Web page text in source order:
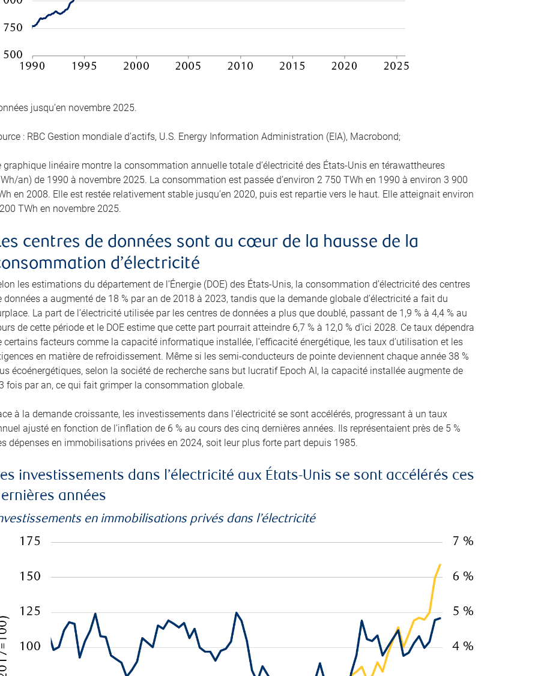
jusqu’en novembre 2025.
: RBC Gestion mondiale d’actifs, U.S. Energy Information Administration (EIA), Macrobond;
graphique linéaire montre la consommation annuelle totale d’électricité des États-Unis en térawattheures
an) de 1990 à novembre 2025. La consommation est passée d’environ 2 750 TWh en 1990 à environ 3 900
en 2008. Elle est restée relativement stable jusqu’en 2020, puis est repartie vers le haut. Elle atteignait environ
TWh en novembre 2025.
centres de données sont au cœur de la hausse de la
d’électricité
les estimations du département de l’Énergie (DOE) des États-Unis, la consommation d’électricité des centres
données a augmenté de 18 % par an de 2018 à 2023, tandis que la demande globale d’électricité a fait du
La part de l’électricité utilisée par les centres de données a plus que doublé, passant de 1,9 % à 4,4 % au
de cette période et le DOE estime que cette part pourrait atteindre 6,7 % à 12,0 % d’ici 2028. Ce taux dépendra
certains facteurs comme la capacité informatique installée, l’efficacité énergétique, les taux d’utilisation et les
en matière de refroidissement. Même si les semi-conducteurs de pointe deviennent chaque année 38 %
écoénergétiques, selon la société de recherche sans but lucratif Epoch AI, la capacité installée augmente de
fois par an, ce qui fait grimper la consommation globale.
à la demande croissante, les investissements dans l’électricité se sont accélérés, progressant à un taux
ajusté en fonction de l’inflation de 6 % au cours des cinq dernières années. Ils représentaient près de 5 %
dépenses en immobilisations privées en 2024, soit leur plus forte part depuis 1985.
investissements dans l’électricité aux États-Unis se sont accélérés ces
années
en immobilisations privés dans l’électricité